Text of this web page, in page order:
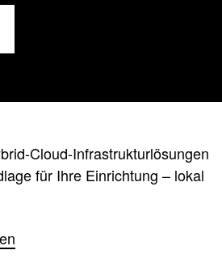
Cloud-Infrastrukturlösungen
für Ihre Einrichtung – lokal